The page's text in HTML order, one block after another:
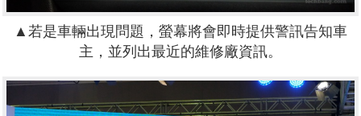
▲若是車輛出現問題，螢幕將會即時提供警訊告知車
主，並列出最近的維修廠資訊。